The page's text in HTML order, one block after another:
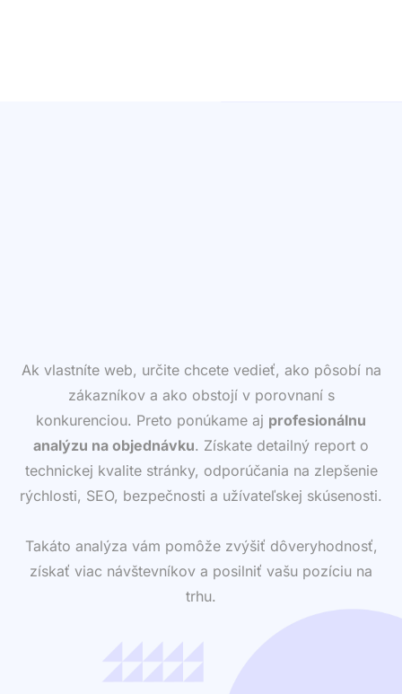
Ak vlastníte web, určite chcete vedieť, ako pôsobí na
zákazníkov a ako obstojí v porovnaní s
konkurenciou. Preto ponúkame aj profesionálnu
analýzu na objednávku. Získate detailný report o
technickej kvalite stránky, odporúčania na zlepšenie
rýchlosti, SEO, bezpečnosti a užívateľskej skúsenosti.
Takáto analýza vám pomôže zvýšiť dôveryhodnosť,
získať viac návštevníkov a posilniť vašu pozíciu na
trhu.